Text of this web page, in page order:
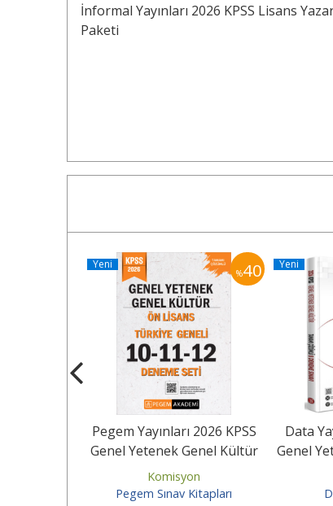
İnformal Yayınları 2026 KPSS Lisans
Paketi
%40
Yeni
Pegem Yayınları 2026 KPSS
Genel Yetenek Genel Kültür
Ön Lisans Tamamı...
Komisyon
Pegem Sınav Kitapları
Yeni
Data
Genel